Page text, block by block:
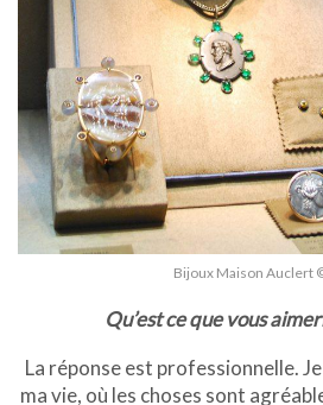
Bijoux Maison Auclert
Qu’est ce que vous
La réponse est professionnelle.
ma vie, où les choses sont